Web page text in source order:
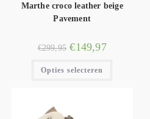
Marthe croco leather beige
Pavement
€299,95 €149,97
Opties selecteren